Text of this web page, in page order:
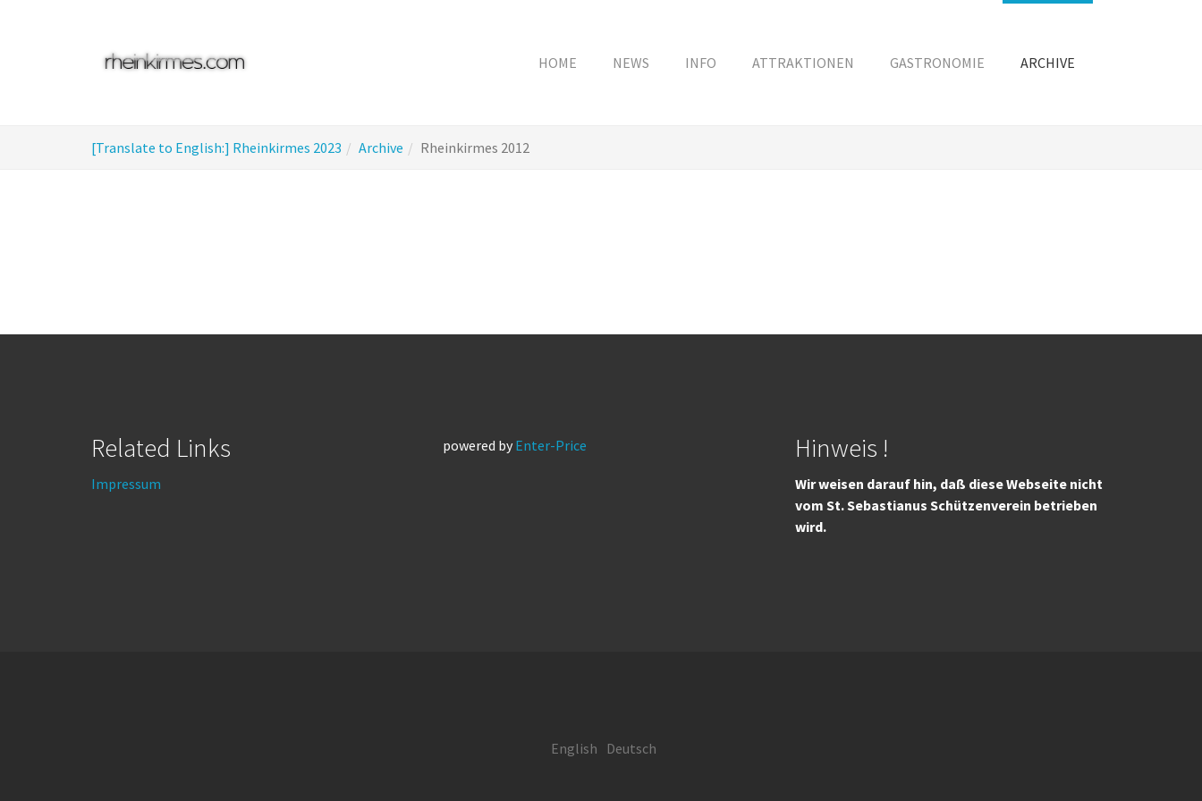
HOME NEWS INFO ATTRAKTIONEN GASTRONOMIE ARCHIVE
are
[Translate to English:] Rheinkirmes 2023 Archive Rheinkirmes 2012
Related Links
Impressum
powered by Enter-Price Hinweis !
Wir weisen darauf hin, daß diese Webseite nicht
vom St. Sebastianus Schützenverein betrieben
wird.
English Deutsch